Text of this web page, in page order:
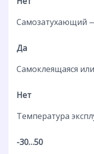
Самозатухающий
Да
Самоклеящаяся
Нет
Температура
-30…50